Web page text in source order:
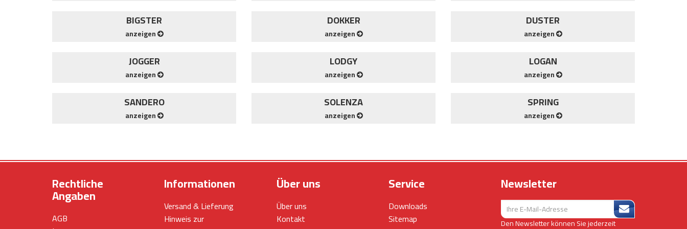
BIGSTER
anzeigen
DOKKER
anzeigen
DUSTER
anzeigen
JOGGER
anzeigen
LODGY
anzeigen
LOGAN
anzeigen
SANDERO
anzeigen
SOLENZA
anzeigen
SPRING
anzeigen
Rechtliche
Angaben
AGB
Informationen
Versand & Lieferung
Hinweis zur
Über uns
Über uns
Kontakt
Service
Downloads
Sitemap
Newsletter
Den Newsletter können Sie jederzeit